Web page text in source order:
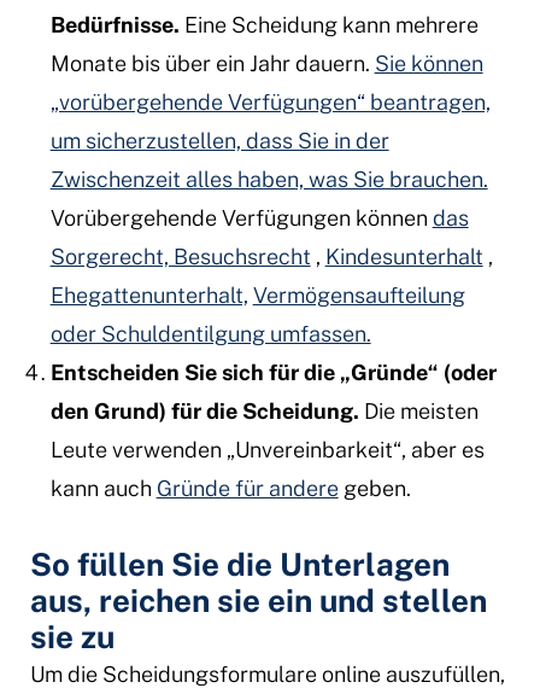
Bedürfnisse. Eine Scheidung kann mehrere
Monate bis über ein Jahr dauern. Sie können
„vorübergehende Verfügungen“ beantragen,
um sicherzustellen, dass Sie in der
Zwischenzeit alles haben, was Sie brauchen.
Vorübergehende Verfügungen können das
Sorgerecht, Besuchsrecht , Kindesunterhalt ,
Ehegattenunterhalt, Vermögensaufteilung
oder Schuldentilgung umfassen.
Entscheiden Sie sich für die „Gründe“ (oder
den Grund) für die Scheidung. Die meisten
Leute verwenden „Unvereinbarkeit“, aber es
kann auch Gründe für anderegeben.
So füllen Sie die Unterlagen
aus, reichen sie ein und stellen
sie zu
Um die Scheidungsformulare online auszufüllen,